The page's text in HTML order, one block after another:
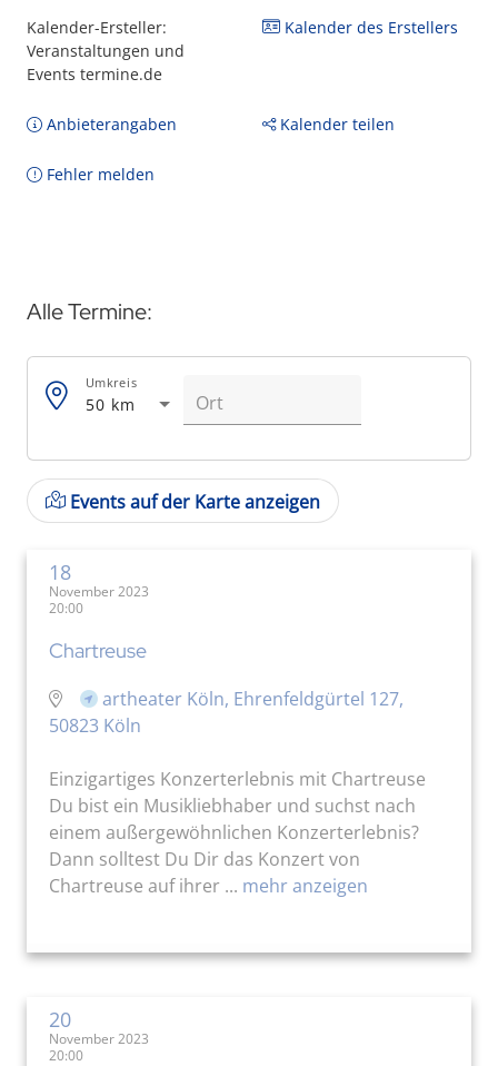
Kalender-Ersteller:
Veranstaltungen und
Events termine.de
Kalender des Erstellers
Anbieterangaben Kalender teilen
Fehler melden
Alle Termine:
50 km
Umkreis
Events auf der Karte anzeigen
18
November 2023
20:00
Chartreuse
artheater Köln, Ehrenfeldgürtel 127,
50823 Köln
Einzigartiges Konzerterlebnis mit Chartreuse
Du bist ein Musikliebhaber und suchst nach
einem außergewöhnlichen Konzerterlebnis?
Dann solltest Du Dir das Konzert von
Chartreuse auf ihrer ... mehr anzeigen
20
November 2023
20:00